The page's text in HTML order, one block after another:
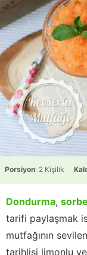
Porsiyon: 2 Kişilik
Dondurma, sorbe
tarifi paylaşmak
mutfağının
tarihlisi limonlu